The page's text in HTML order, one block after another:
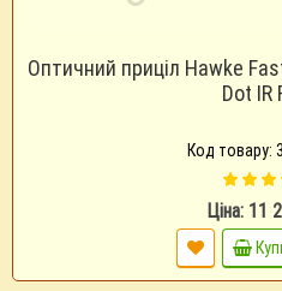
Оптичний приціл Hawke
Dot IR
Код товару:
Ціна: 11